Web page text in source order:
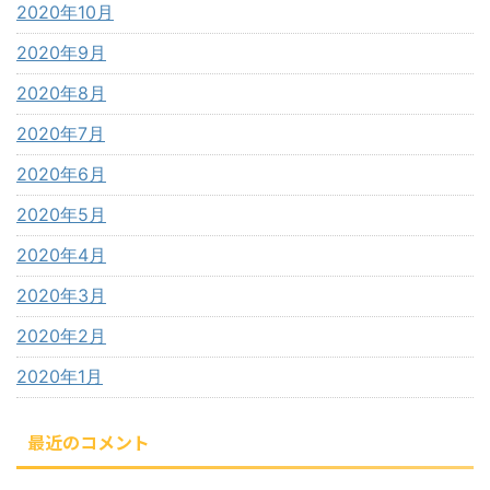
2020年10月
2020年9月
2020年8月
2020年7月
2020年6月
2020年5月
2020年4月
2020年3月
2020年2月
2020年1月
最近のコメント